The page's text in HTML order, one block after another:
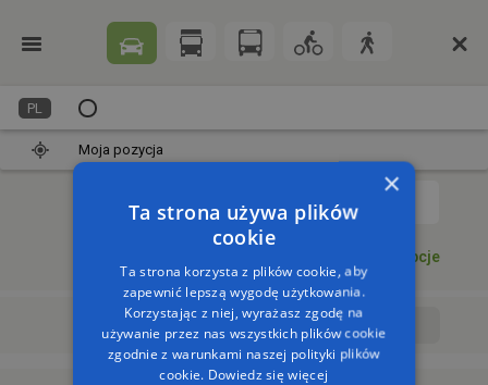
PL
Moja pozycja
Opcje
Wyrusz teraz Wyrusz o:
×
Ta strona używa plików
cookie
Ta strona korzysta z plików cookie, aby
zapewnić lepszą wygodę użytkowania.
Korzystając z niej, wyrażasz zgodę na
używanie przez nas wszystkich plików cookie
zgodnie z warunkami naszej polityki plików
cookie. Dowiedz się więcej